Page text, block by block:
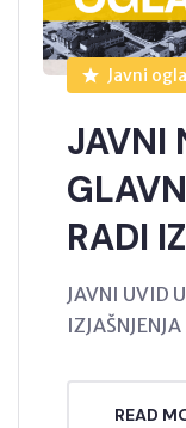
Javni
JAVNI
RADI
JAVNI UVID
IZJAŠNJENJA
READ